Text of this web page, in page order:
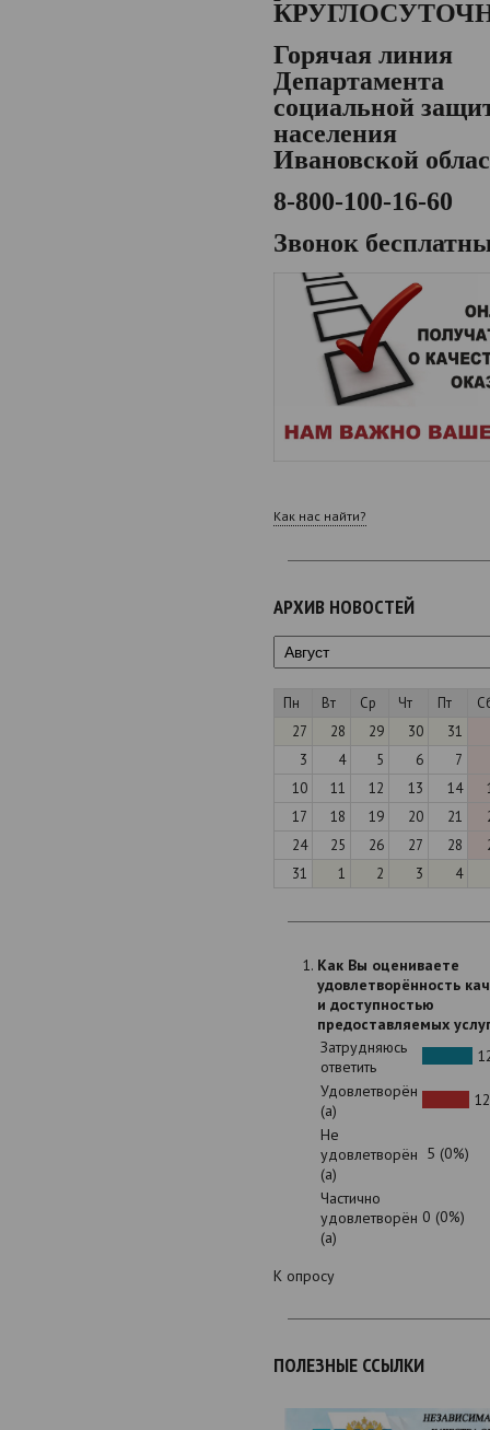
Горячая линия
Департамента
социальной
населения
Ивановской
8-800-100-16-60
Звонок
Как нас найти?
АРХИВ НОВОСТЕЙ
Пн Вт Ср Чт Пт
27
28 29 30
31
3
4 5 6
7
10
11 12 13 14
17
18 19 20 21
24
25 26 27 28
31
1 2 3 4
Как Вы оцениваете
удовлетворённость
и доступностью
предоставляемых
Затрудняюсь
ответить
Удовлетворён
(а)
Не
удовлетворён
(а)
5 (0%)
Частично
удовлетворён
(а)
0 (0%)
К опросу
ПОЛЕЗНЫЕ ССЫЛКИ